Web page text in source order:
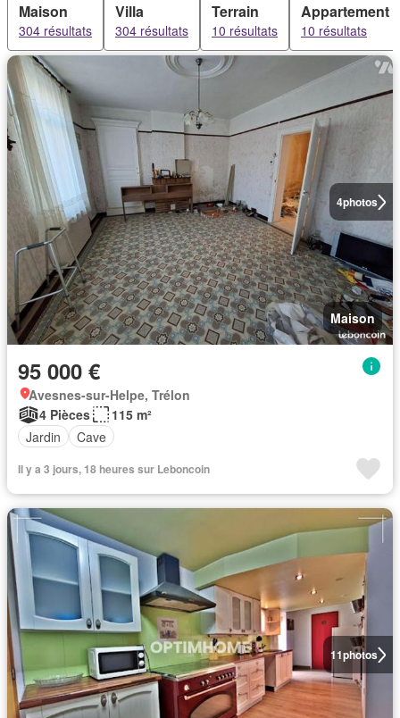
Maison
304 résultats
Villa
304 résultats
Terrain
10 résultats
Appartement
10 résultats
4photos
Maison
95 000 €
Avesnes-sur-Helpe, Trélon
4 Pièces
115 m²
Jardin
Cave
Il y a 3 jours, 18 heures sur Leboncoin
11photos